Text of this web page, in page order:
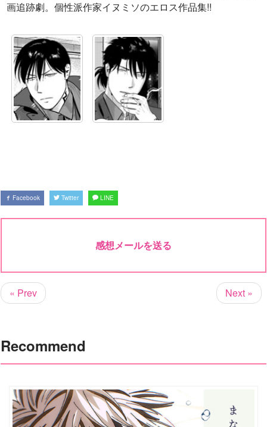
画追跡劇。個性派作家イヌミソのエロス作品集!!
Facebook Twitter LINE
感想メールを送る
« Prev Next »
Recommend